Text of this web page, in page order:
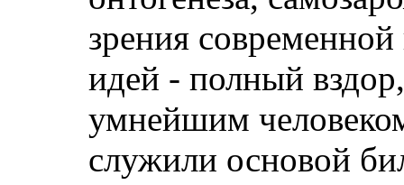
зрения
идей - полный
умнейшим
служили основой